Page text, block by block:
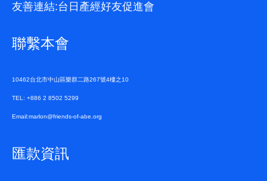
友善連結:台日產經好友促進會
聯繫本會
10462台北市中山區樂群二路267號4樓之10
TEL: +886 2 8502 5299
Email:marlon@friends-of-abe.org
匯款資訊